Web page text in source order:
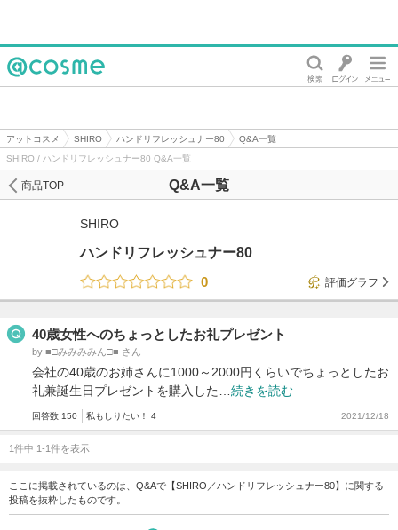
アットコスメ SHIRO ハンドリフレッシュナー80
Q&A一覧
SHIRO / ハンドリフレッシュナー80 Q&A一覧
Q&A一覧
商品TOP
SHIRO
ハンドリフレッシュナー80
0
評価グラフ
40歳女性へのちょっとしたお礼プレゼント
by ■□みみみみん□■ さん
会社の40歳のお姉さんに1000～2000円くらいでちょっとしたお
礼兼誕生日プレゼントを購入した… 続きを読む
回答数 150 私もしりたい！ 4 2021/12/18
1件中 1-1件を表示
ここに掲載されているのは、Q&Aで【SHIRO／ハンドリフレッシュナー80】に関する
投稿を抜粋したものです。